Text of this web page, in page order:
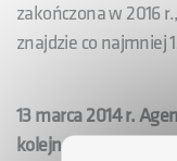
zakończona w 2016
znajdzie co najmniej
13 marca 2014 r.
kolejne zezwolenie